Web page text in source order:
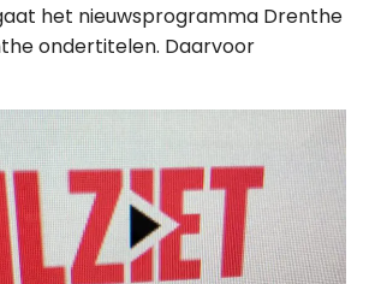
het nieuwsprogramma Drenthe
ondertitelen. Daarvoor